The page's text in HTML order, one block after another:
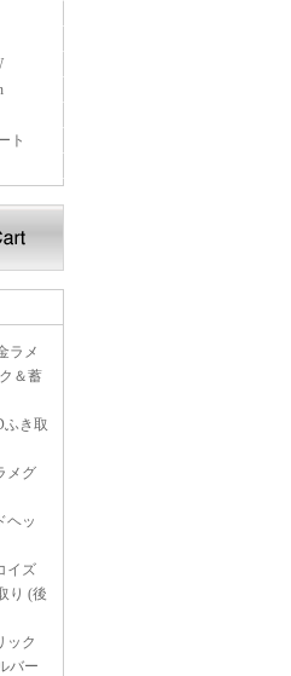
ト
ラメ
＆蓄
ふき取
メグ
ヘッ
イズ
り (後
ック
バー